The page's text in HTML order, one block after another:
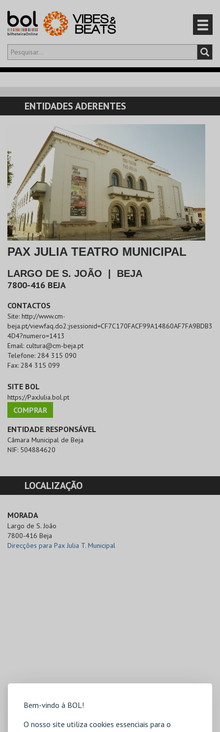
Bem-vindo à BOL!
O nosso site utiliza cookies essenciais para o
Olá,iniciar sessão
CARRINHO
EVENTOS
CARTÕES
PRODUTOS
ENTIDADES ADERENTES
PAX JULIA TEATRO MUNICIPAL
LARGO DE S. JOÃO BEJA
7800-416 BEJA
CONTACTOS
Site: http://www.cm-
beja.pt/viewfaq.do2;jsessionid=CF7C170FACF99A14860AF7FA9BDB3
4D4?numero=1413
Email: cultura@cm-beja.pt
Telefone: 284 315 090
Fax: 284 315 099
SITE BOL
https://PaxJulia.bol.pt
COMPRAR
ENTIDADE RESPONSÁVEL
Câmara Municipal de Beja
NIF: 504884620
LOCALIZAÇÃO
MORADA
Largo de S. João
7800-416 Beja
Direcções para Pax Julia T. Municipal